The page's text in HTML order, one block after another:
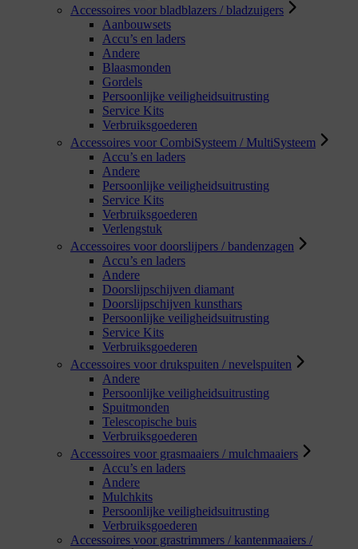
Accessoires voor bladblazers / bladzuigers
Aanbouwsets
Accu’s en laders
Andere
Blaasmonden
Gordels
Persoonlijke veiligheidsuitrusting
Service Kits
Verbruiksgoederen
Accessoires voor CombiSysteem / MultiSysteem
Accu’s en laders
Andere
Persoonlijke veiligheidsuitrusting
Service Kits
Verbruiksgoederen
Verlengstuk
Accessoires voor doorslijpers / bandenzagen
Accu’s en laders
Andere
Doorslijpschijven diamant
Doorslijpschijven kunsthars
Persoonlijke veiligheidsuitrusting
Service Kits
Verbruiksgoederen
Accessoires voor drukspuiten / nevelspuiten
Andere
Persoonlijke veiligheidsuitrusting
Spuitmonden
Telescopische buis
Verbruiksgoederen
Accessoires voor grasmaaiers / mulchmaaiers
Accu’s en laders
Andere
Mulchkits
Persoonlijke veiligheidsuitrusting
Verbruiksgoederen
Accessoires voor grastrimmers / kantenmaaiers /